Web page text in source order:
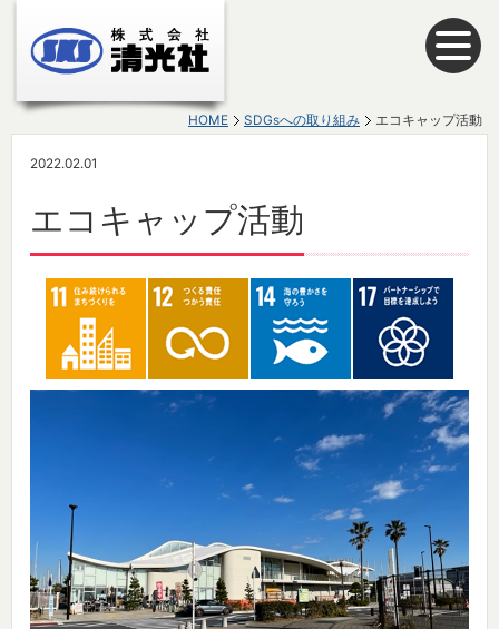
HOME SDGsへの取り組み エコキャップ活動
2022.02.01
エコキャップ活動